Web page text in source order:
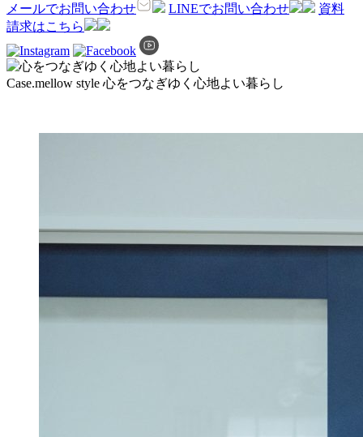
メールでお問い合わせ LINEでお問い合わせ
資料
請求はこちら
Case.mellow style 心をつなぎゆく心地よい暮らし